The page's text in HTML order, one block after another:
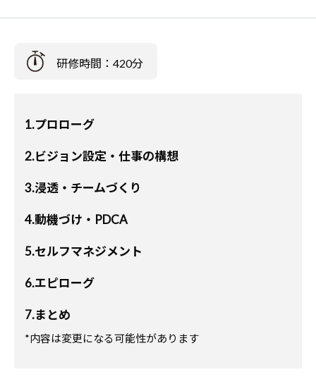
研修時間：420分
1.プロローグ
2.ビジョン設定・仕事の構想
3.浸透・チームづくり
4.動機づけ・PDCA
5.セルフマネジメント
6.エピローグ
7.まとめ
*内容は変更になる可能性があります